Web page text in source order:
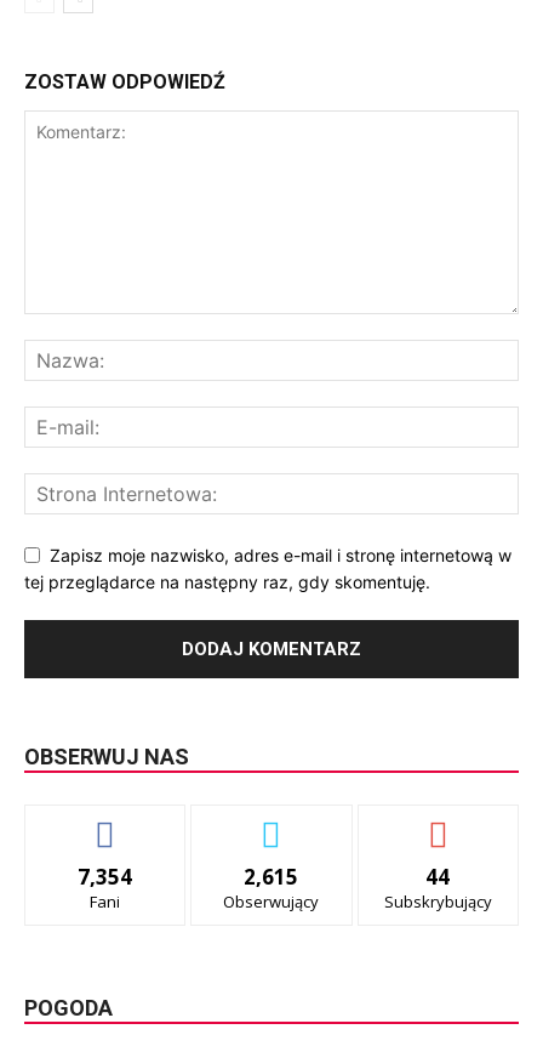
ZOSTAW ODPOWIEDŹ
Zapisz moje nazwisko, adres e-mail i stronę internetową w
tej przeglądarce na następny raz, gdy skomentuję.
OBSERWUJ NAS
7,354
Fani
2,615
Obserwujący
44
Subskrybujący
POGODA